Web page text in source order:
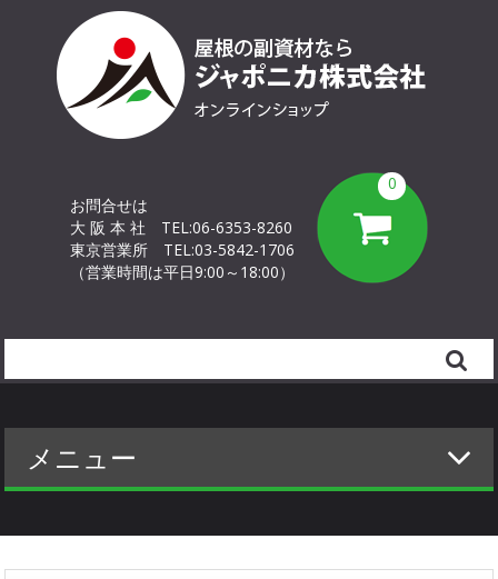
お問合せは
大 阪 本 社 TEL:06-6353-8260
東京営業所 TEL:03-5842-1706
（営業時間は平日9:00～18:00）
0
メニュー